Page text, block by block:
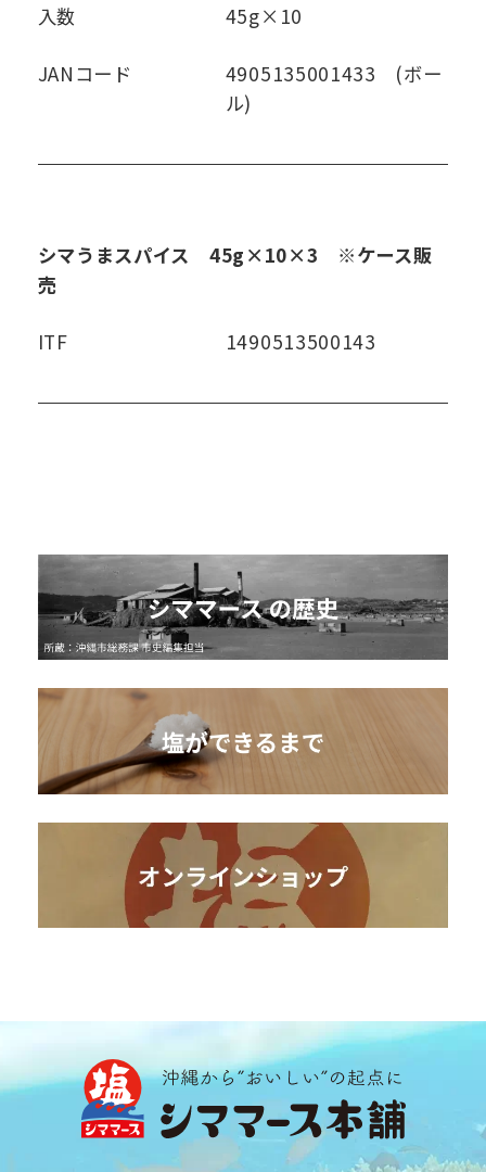
入数 45g×10
JANコード
4905135001433 (ボー
ル)
シマうまスパイス 45g×10×3 ※ケース販
売
ITF 1490513500143